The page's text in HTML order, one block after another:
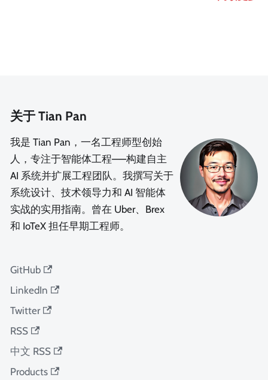
关于 Tian Pan
我是 Tian Pan，一名工程师型创始
人，专注于智能体工程——构建自主
AI 系统并扩展工程团队。我撰写关于
系统设计、技术领导力和 AI 智能体
实战的实用指南。曾在 Uber、Brex
和 IoTeX 担任早期工程师。
GitHub
LinkedIn
Twitter
RSS
中文 RSS
Products